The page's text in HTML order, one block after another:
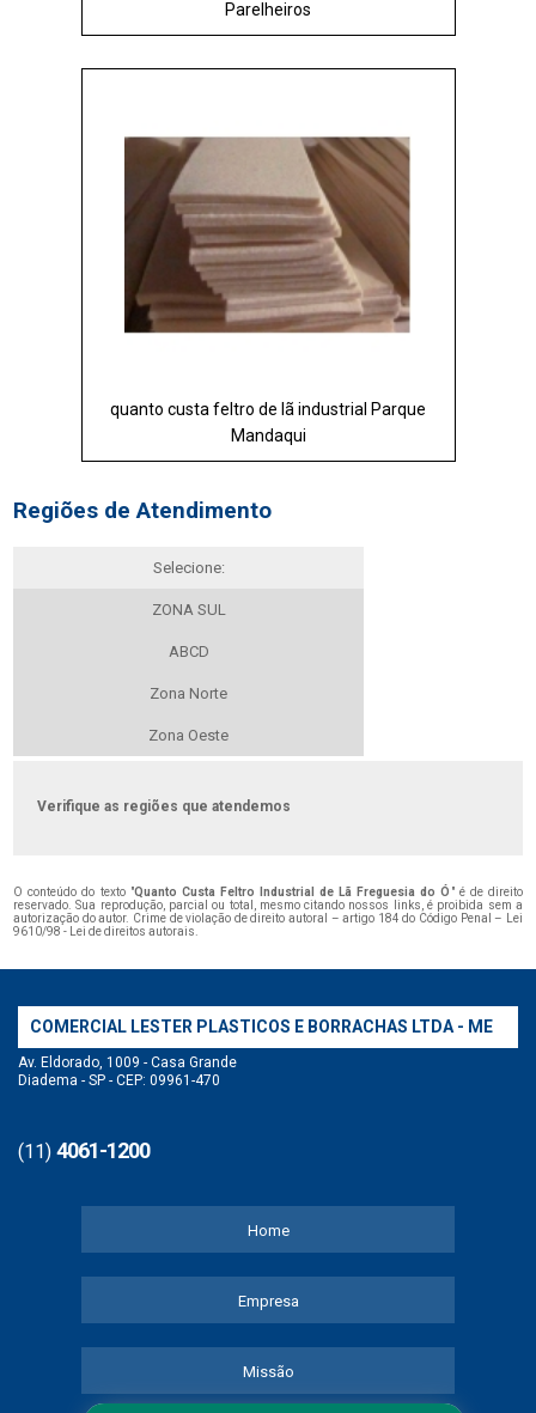
Parelheiros
quanto custa feltro de lã industrial Parque
Mandaqui
Regiões de Atendimento
Selecione:
ZONA SUL
ABCD
Zona Norte
Zona Oeste
Verifique as regiões que atendemos
O conteúdo do texto "Quanto Custa Feltro Industrial de Lã Freguesia do Ó " é de direito
reservado. Sua reprodução, parcial ou total, mesmo citando nossos links, é proibida sem a
autorização do autor. Crime de violação de direito autoral – artigo 184 do Código Penal –
Lei
9610/98 - Lei de direitos autorais
COMERCIAL LESTER PLASTICOS E BORRACHAS LTDA - ME
Av. Eldorado, 1009 - Casa Grande
Diadema - SP - CEP: 09961-470
(11) 4061-1200
Home
Empresa
Missão